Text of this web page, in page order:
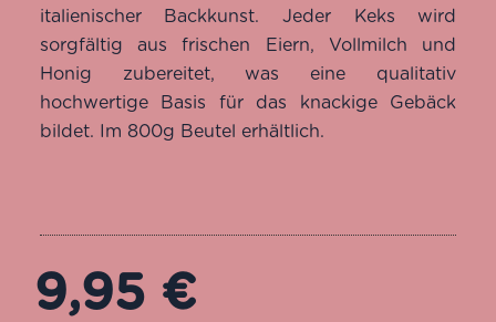
italienischer Backkunst. Jeder Keks wird
sorgfältig aus frischen Eiern, Vollmilch und
Honig zubereitet, was eine qualitativ
hochwertige Basis für das knackige Gebäck
bildet. Im 800g Beutel erhältlich.
9,95 €